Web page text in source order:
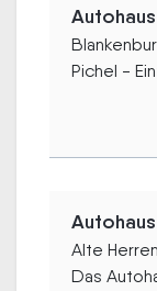
Pichel -
Alte
Das